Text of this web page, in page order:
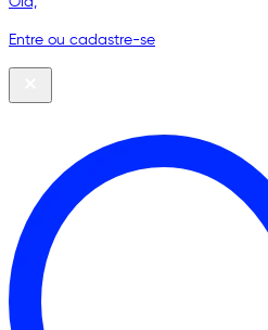
Entre ou cadastre-se